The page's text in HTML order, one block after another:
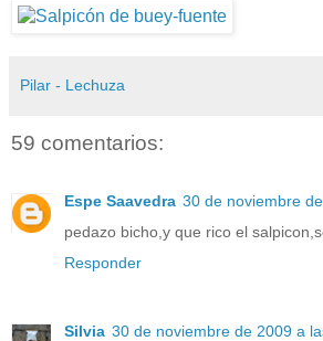
Pilar - Lechuza
59 comentarios:
Espe Saavedra 30 de noviembre
pedazo bicho,y que rico el
Responder
Silvia 30 de noviembre de 2009 a